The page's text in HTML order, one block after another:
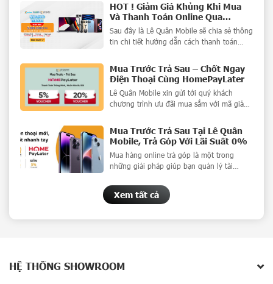
HOT ! Giảm Giá Khủng Khi Mua
Và Thanh Toán Online Qua
Kredivo – Mua Trước Trả Sau Với
0đ
Sau đây là Lê Quân Mobile sẽ chia sẻ thông
tin chi tiết hướng dẫn cách thanh toán
nhanh chóng, tiện lợi, không cần chứng
minh thu nhập
Mua Trước Trả Sau – Chốt Ngay
Điện Thoại Cùng HomePayLater
Lê Quân Mobile xin gửi tới quý khách
chương trình ưu đãi mua sắm với mã giảm
thức thanh toán trả góp Mua Ngay - Trả
Sau Home Pay Later.
Mua Trước Trả Sau Tại Lê Quân
Mobile, Trả Góp Với Lãi Suất 0%
Mua hàng online trả góp là một trong
những giải pháp giúp bạn quản lý tài
mở thêm hình thức trả góp qua Home
PayLater rất tiện lợi, với lãi suất 0%, đảm
khách.
Xem tất cả
HỆ THỐNG SHOWROOM